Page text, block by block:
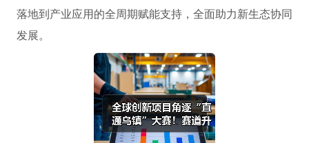
落地到产业应用的全周期赋能支持，全面助力新生态协同
发展。